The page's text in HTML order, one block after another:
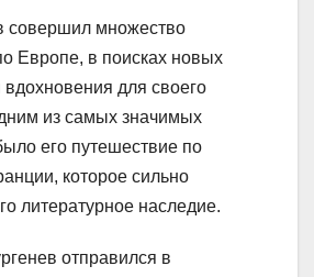
совершил множество
Европе, в поисках новых
вдохновения для своего
из самых значимых
его путешествие по
которое сильно
литературное наследие.
отправился в